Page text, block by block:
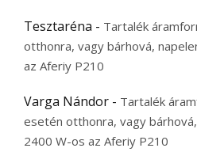
Tesztaréna - Tartalék
otthonra, vagy bárhová,
az Aferiy P210
Varga Nándor - Tartalék
esetén otthonra, vagy
2400 W-os az Aferiy P210